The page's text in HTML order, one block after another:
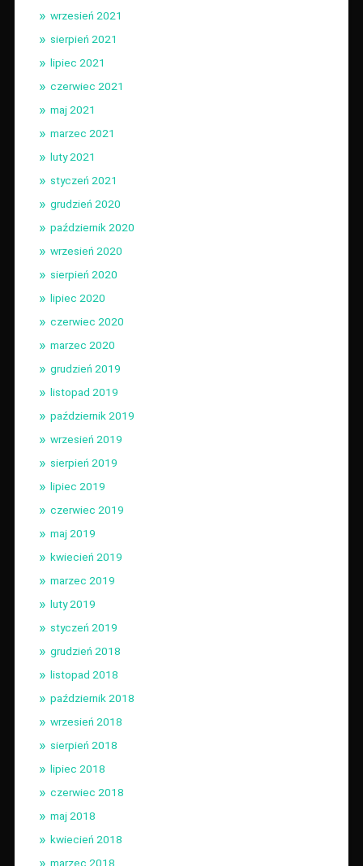
wrzesień 2021
sierpień 2021
lipiec 2021
czerwiec 2021
maj 2021
marzec 2021
luty 2021
styczeń 2021
grudzień 2020
październik 2020
wrzesień 2020
sierpień 2020
lipiec 2020
czerwiec 2020
marzec 2020
grudzień 2019
listopad 2019
październik 2019
wrzesień 2019
sierpień 2019
lipiec 2019
czerwiec 2019
maj 2019
kwiecień 2019
marzec 2019
luty 2019
styczeń 2019
grudzień 2018
listopad 2018
październik 2018
wrzesień 2018
sierpień 2018
lipiec 2018
czerwiec 2018
maj 2018
kwiecień 2018
marzec 2018